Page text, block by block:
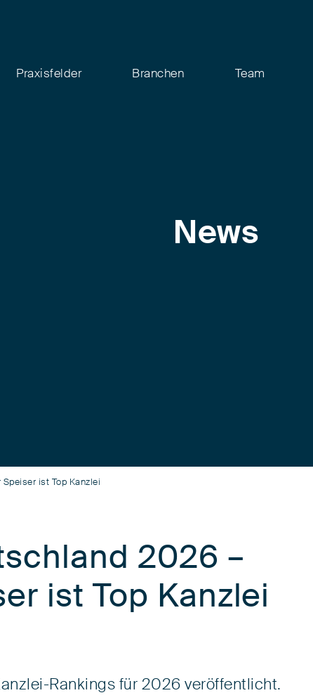
Praxisfelder Branchen Team
News
ist Top Kanzlei
2026 –
ist Top Kanzlei
Rankings für 2026 veröffentlicht.